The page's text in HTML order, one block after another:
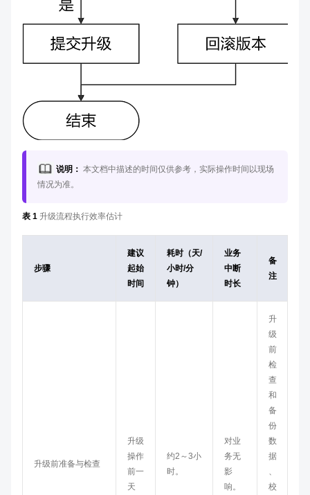
说明： 本文档中描述的时间仅供参考，实际操作时间以现场
情况为准。
表 1 升级流程执行效率估计
步骤
建议
起始
时间
耗时（天/
小时/分
钟）
业务
中断
时长
备
注
升级前准备与检查
升级
操作
前一
天
约2～3小
时。
对业
务无
影
响。
升
级
前
检
查
和
备
份
数
据
、
校